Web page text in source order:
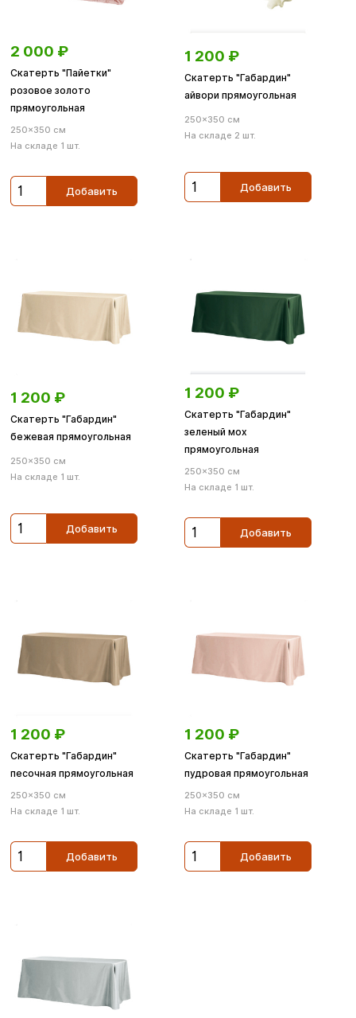
2 000 ₽
Скатерть "Пайетки"
розовое золото
прямоугольная
250×350 см
На складе 1 шт.
Добавить
1 200 ₽
Скатерть "Габардин"
айвори прямоугольная
250×350 см
На складе 2 шт.
Добавить
1 200 ₽
Скатерть "Габардин"
бежевая прямоугольная
250×350 см
На складе 1 шт.
Добавить
1 200 ₽
Скатерть "Габардин"
зеленый мох
прямоугольная
250×350 см
На складе 1 шт.
Добавить
1 200 ₽
Скатерть "Габардин"
песочная прямоугольная
250×350 см
На складе 1 шт.
Добавить
1 200 ₽
Скатерть "Габардин"
пудровая прямоугольная
250×350 см
На складе 1 шт.
Добавить